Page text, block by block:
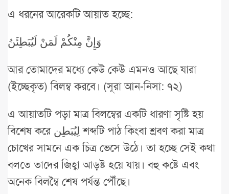
এ ধরনের আরেকটি আয়াত হচ্ছে:
وَإِنَّ مِنْكُمْ لَمَنْ لَيُبَطِئَنُ
আর তোমাদের মধ্যে কেউ কেউ এমনও আছে যারা
(ইচ্ছেকৃত) বিলম্ব করবে। (সূরা আন-নিসা: ৭২)
এ আয়াতটি পড়া মাত্র বিলম্বের একটি ধারণা সৃষ্টি হয়
বিশেষ করে لِيُبَطِن শব্দটি পাঠ কিংবা শ্রবণ করা মাত্র
চোখের সামনে এক চিত্র ভেসে উঠে। তা হচ্ছে সেই কথা
বলতে তাদের জিহ্বা আড়ষ্ট হয়ে যায়। বহু কষ্টে এবং
অনেক বিলম্বৈ শেষ পর্যন্ত পৌঁছে।